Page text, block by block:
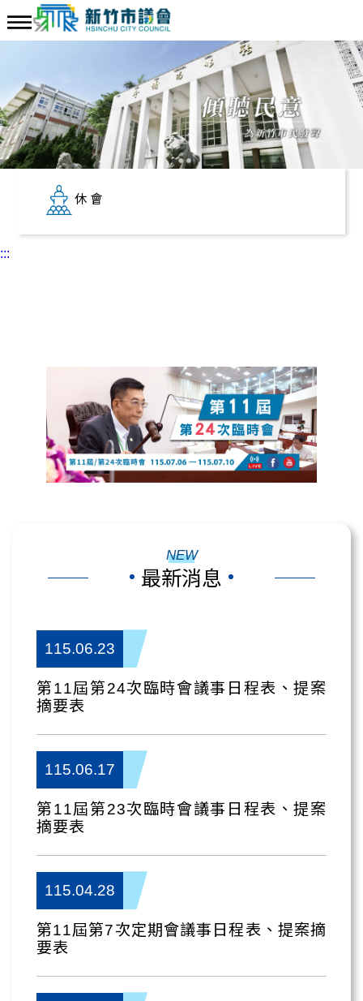
休會
:::
NEW
最新消息
115.06.23
第11屆第24次臨時會議事日程表、提案
摘要表
115.06.17
第11屆第23次臨時會議事日程表、提案
摘要表
115.04.28
第11屆第7次定期會議事日程表、提案摘
要表